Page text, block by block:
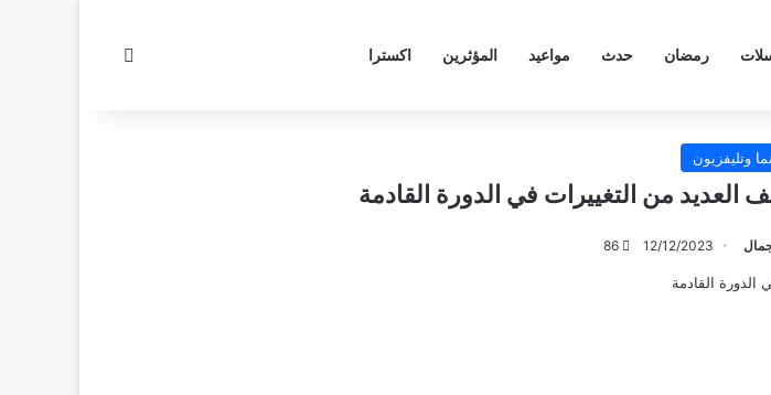
رمضان حدث مواعيد المؤثرين اكسترا
وتليفزيون
العديد من التغييرات في الدورة القادمة
12/12/2023
86